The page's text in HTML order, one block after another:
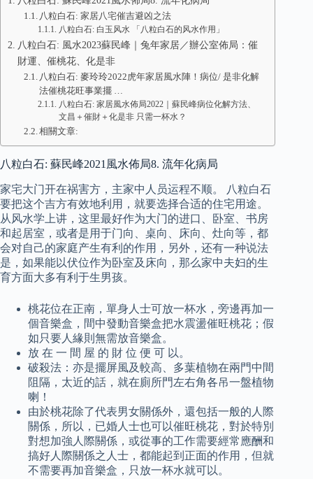
八粒白石: 家居八宅催吉避凶之法
八粒白石: 白玉风水 「八粒白石的风水作用」
八粒白石: 風水2023蘇民峰｜兔年家居／辦公室佈局：催
財運、催桃花、化是非
八粒白石: 麥玲玲2022虎年家居風水陣！病位/ 是非化解
法催桃花旺事業擺 …
八粒白石: 家居風水佈局2022｜蘇民峰病位化解方法、
文昌＋催財＋化是非 只需一杯水？
相關文章:
八粒白石: 蘇民峰2021風水佈局8. 流年化病局
家宅大门开在祸害方，主家中人员运程不顺。 八粒白石
要把这个吉方有效地利用，就要选择合适的住宅用途。
从风水学上讲，这里最好作为大门的进口、卧室、书房
和起居室，或者是用于门向、桌向、床向、灶向等，都
会对自己的家庭产生有利的作用，另外，还有一种说法
是，如果能以伏位作为卧室及床向，那么家中夫妇的生
育方面大多有利于生男孩。
桃花位在正南，單身人士可放一杯水，旁邊再加一
個音樂盒，間中發動音樂盒把水震盪催旺桃花；假
如只要人緣則無需放音樂盒。
放 在 一 間 屋 的 財 位 便 可 以。
破殺法：亦是擺屏風及較高、多葉植物在兩門中間
阻隔，太近的話，就在廁所門左右角各吊一盤植物
喇！
由於桃花除了代表男女關係外，還包括一般的人際
關係，所以，已婚人士也可以催旺桃花，對於特別
對想加強人際關係，或從事的工作需要經常應酬和
搞好人際關係之人士，都能起到正面的作用，但就
不需要再加音樂盒，只放一杯水就可以。